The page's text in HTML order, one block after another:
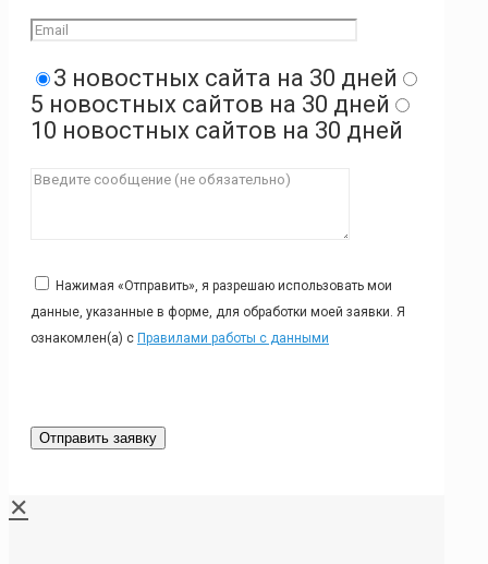
3 новостных сайта на 30 дней
5 новостных сайтов на 30 дней
10 новостных сайтов на 30 дней
Нажимая «Отправить», я разрешаю использовать мои
данные, указанные в форме, для обработки моей заявки. Я
ознакомлен(а) с Правилами работы с данными
✕